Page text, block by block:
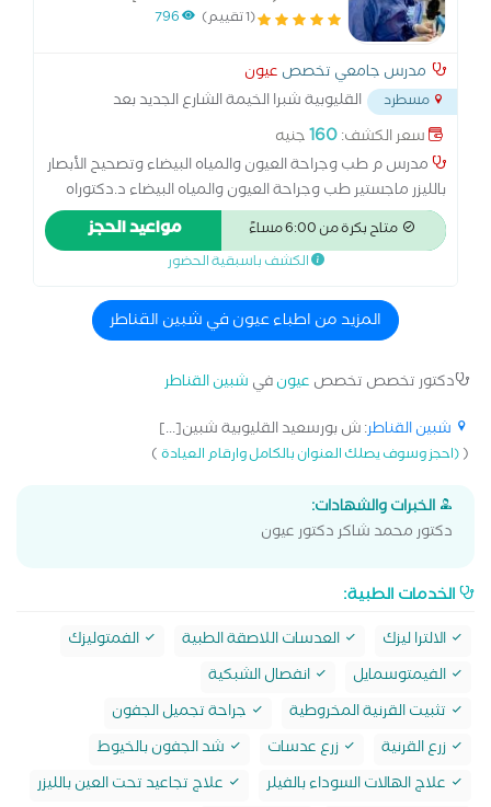
وتصحيح الأبصار بالليزر-ماجستير وأخصائي طب
(1 تقييم) 796
مدرس جامعي تخصص عيون
مسطرد
القليوبية شبرا الخيمة الشارع الجديد بعد
كشري...
سعر الكشف:160جنيه
مدرس م طب وجراحة العيون والمياه البيضاء وتصحيح الأبصار
بالليزر ماجستير طب وجراحة العيون والمياه البيضاء د.دكتوراه
طب وجراحة العيون
متاح بكرة من 6:00 مساءً مواعيد الحجز
الكشف باسبقية الحضور
المزيد من اطباء عيون في شبين القناطر
دكتور تخصص تخصص عيونفي شبين القناطر
شبين القناطر: ش بورسعيد القليوبية شبين[...]
((احجز وسوف يصلك العنوان بالكامل وارقام العيادة)
الخبرات والشهادات:
دكتور محمد شاكر دكتور عيون
الخدمات الطبية:
الالترا ليزك العدسات اللاصقة الطبية
الفمتوليزك
الفيمتوسمايل
انفصال الشبكية
تثبيت القرنية المخروطية
جراحة تجميل الجفون
زرع القرنية
زرع عدسات
شد الجفون بالخيوط
علاج الهالات السوداء بالفيلر
علاج تجاعيد تحت العين بالليزر